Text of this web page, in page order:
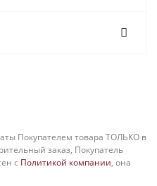
Покупателем товара ТОЛЬКО в
заказ, Покупатель
с Политикой компании, она